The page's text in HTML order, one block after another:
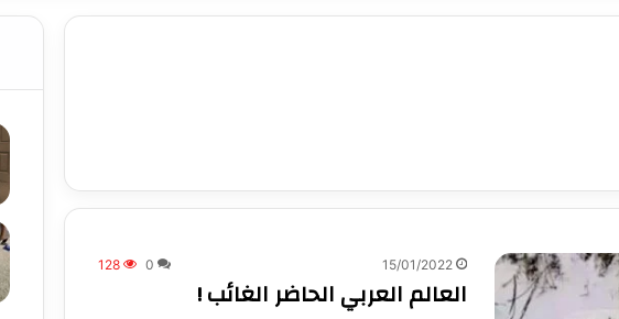
15/01/2022
0
128
العالم العربي الحاضر الغائب !